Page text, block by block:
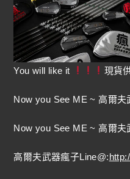
You will like it 現貨
Now you See ME ~ 高爾夫
Now you See ME ~ 高爾夫
高爾夫武器瘋子Line@: